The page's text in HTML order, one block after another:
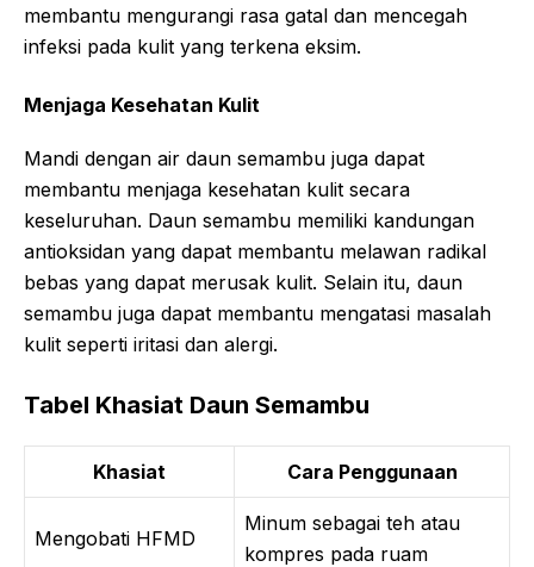
membantu mengurangi rasa gatal dan mencegah
infeksi pada kulit yang terkena eksim.
Menjaga Kesehatan Kulit
Mandi dengan air daun semambu juga dapat
membantu menjaga kesehatan kulit secara
keseluruhan. Daun semambu memiliki kandungan
antioksidan yang dapat membantu melawan radikal
bebas yang dapat merusak kulit. Selain itu, daun
semambu juga dapat membantu mengatasi masalah
kulit seperti iritasi dan alergi.
Tabel Khasiat Daun Semambu
Khasiat Cara Penggunaan
Mengobati HFMD
Minum sebagai teh atau
kompres pada ruam